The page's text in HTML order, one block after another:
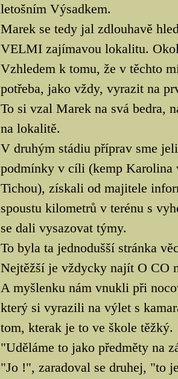
letošním Výsadkem.
Marek se tedy jal zdlouhavě
VELMI zajímavou lokalitu.
Vzhledem k tomu, že v těchto
potřeba, jako vždy, vyrazit na
To si vzal Marek na svá bedra,
na lokalitě.
V druhým stádiu příprav sme
podmínky v cíli (kemp Karolina
Tichou), získali od majitele
spoustu kilometrů v terénu s
se dali vysazovat týmy.
To byla ta jednodušší stránka
Nejtěžší je vždycky najít O CO
A myšlenku nám vnukli při
který si vyrazili na výlet s
tom, kterak je to ve škole těžký.
"Uděláme to jako předměty na
"Jo !", zaradoval se druhej, "to